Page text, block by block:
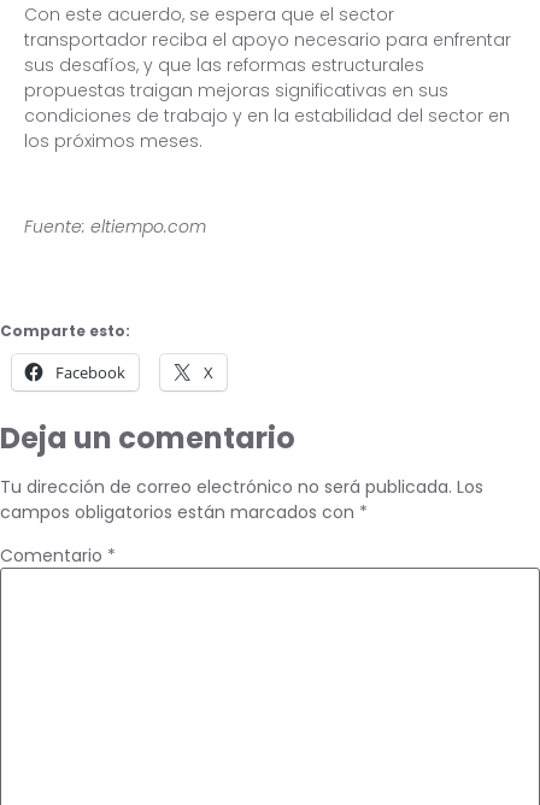
Con este acuerdo, se espera que el sector
transportador reciba el apoyo necesario para enfrentar
sus desafíos, y que las reformas estructurales
propuestas traigan mejoras significativas en sus
condiciones de trabajo y en la estabilidad del sector en
los próximos meses.
Fuente: eltiempo.com
Comparte esto:
Facebook X
Deja un comentario
Tu dirección de correo electrónico no será publicada. Los
campos obligatorios están marcados con *
Comentario *